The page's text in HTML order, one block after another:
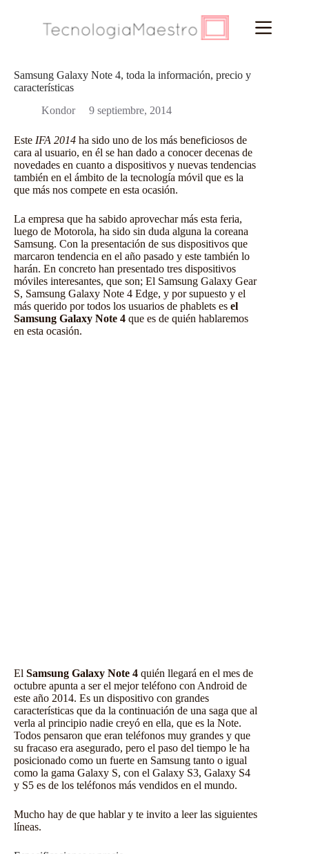
Samsung Galaxy Note 4, toda la información, precio y
características
Kondor
9 septiembre, 2014
Este IFA 2014 ha sido uno de los más beneficiosos de
cara al usuario, en él se han dado a conocer decenas de
novedades en cuanto a dispositivos y nuevas tendencias
también en el ámbito de la tecnología móvil que es la
que más nos compete en esta ocasión.
La empresa que ha sabido aprovechar más esta feria,
luego de Motorola, ha sido sin duda alguna la coreana
Samsung. Con la presentación de sus dispositivos que
marcaron tendencia en el año pasado y este también lo
harán. En concreto han presentado tres dispositivos
móviles interesantes, que son; El Samsung Galaxy Gear
S, Samsung Galaxy Note 4 Edge, y por supuesto y el
más querido por todos los usuarios de phablets es el
Samsung Galaxy Note 4 que es de quién hablaremos
en esta ocasión.
El Samsung Galaxy Note 4 quién llegará en el mes de
octubre apunta a ser el mejor teléfono con Android de
este año 2014. Es un dispositivo con grandes
características que da la continuación de una saga que al
verla al principio nadie creyó en ella, que es la Note.
Todos pensaron que eran teléfonos muy grandes y que
su fracaso era asegurado, pero el paso del tiempo le ha
posicionado como un fuerte en Samsung tanto o igual
como la gama Galaxy S, con el Galaxy S3, Galaxy S4
y S5 es de los teléfonos más vendidos en el mundo.
Mucho hay de que hablar y te invito a leer las siguientes
líneas.